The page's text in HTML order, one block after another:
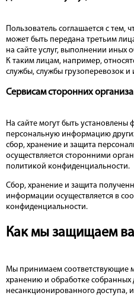
Пользователь соглашается с
может быть передана третьим
на сайте услуг, выполнении иных
К таким лицам, например,
службы, службы грузоперевозок и
Сервисам сторонних
На сайте могут быть
персональную информацию
сбор, хранение и защита
осуществляется сторонними
политикой конфиденциальности.
Сбор, хранение и защита
информации осуществляется в
конфиденциальности.
Как мы защищаем
Мы принимаем соответствующие
хранению и обработке собранных
несанкционированного доступа,